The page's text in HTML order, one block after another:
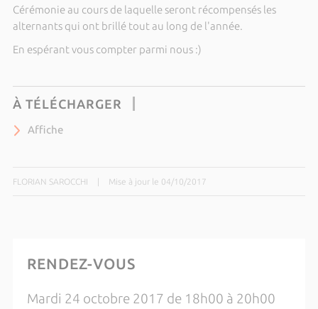
Cérémonie au cours de laquelle seront récompensés les
alternants qui ont brillé tout au long de l'année.
En espérant vous compter parmi nous :)
À TÉLÉCHARGER
Affiche
FLORIAN SAROCCHI Mise à jour le 04/10/2017
RENDEZ-VOUS
Mardi 24 octobre 2017 de 18h00 à 20h00